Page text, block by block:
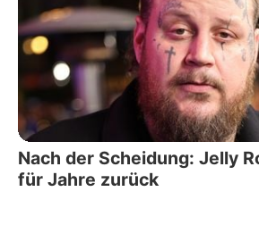
Nach der Scheidung: Jelly
für Jahre zurück